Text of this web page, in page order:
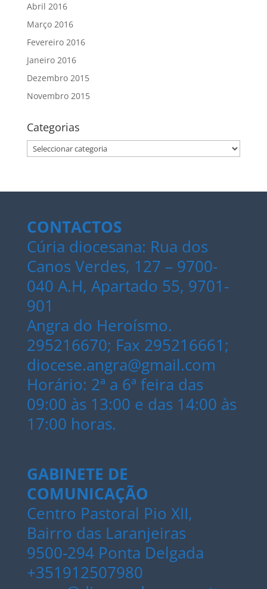
Abril 2016
Março 2016
Fevereiro 2016
Janeiro 2016
Dezembro 2015
Novembro 2015
Categorias
Categorias
CONTACTOS
Cúria diocesana: Rua dos
Canos Verdes, 127 – 9700-
040 A.H, Apartado 55, 9701-
901
Angra do Heroísmo.
295216670; Fax 295216661;
diocese.angra@gmail.com
Horário: 2ª a 6ª feira das
09:00 às 13:00 e das 14:00 às
17:00 horas.
GABINETE DE
COMUNICAÇÃO
Centro Pastoral Pio XII,
Bairro das Laranjeiras
9500-294 Ponta Delgada
+351912507980